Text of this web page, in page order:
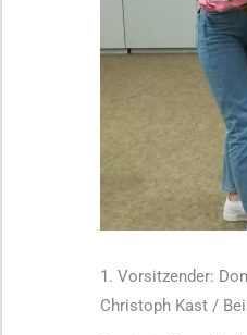
1. Vorsitzender:
Christoph Kast /